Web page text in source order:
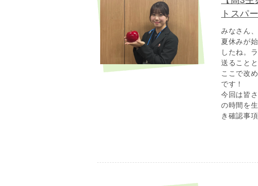
トスパ
みなさん
夏休みが
したね。
送ること
ここで改
です！
今回は皆
の時間を
き確認事